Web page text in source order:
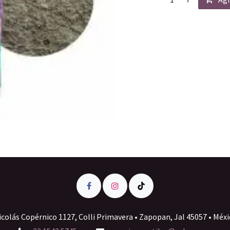
Copérnico 1127, Colli Primavera • Zapopan, Jal 45057 •